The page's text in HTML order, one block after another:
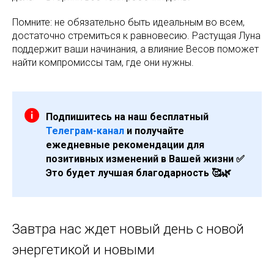
Помните: не обязательно быть идеальным во всем,
достаточно стремиться к равновесию. Растущая Луна
поддержит ваши начинания, а влияние Весов поможет
найти компромиссы там, где они нужны.
Подпишитесь на наш бесплатный
Телеграм-канал и получайте
ежедневные рекомендации для
позитивных изменений в Вашей жизни ✅
Это будет лучшая благодарность 🥰🌿
Завтра нас ждет новый день с новой
энергетикой и новыми